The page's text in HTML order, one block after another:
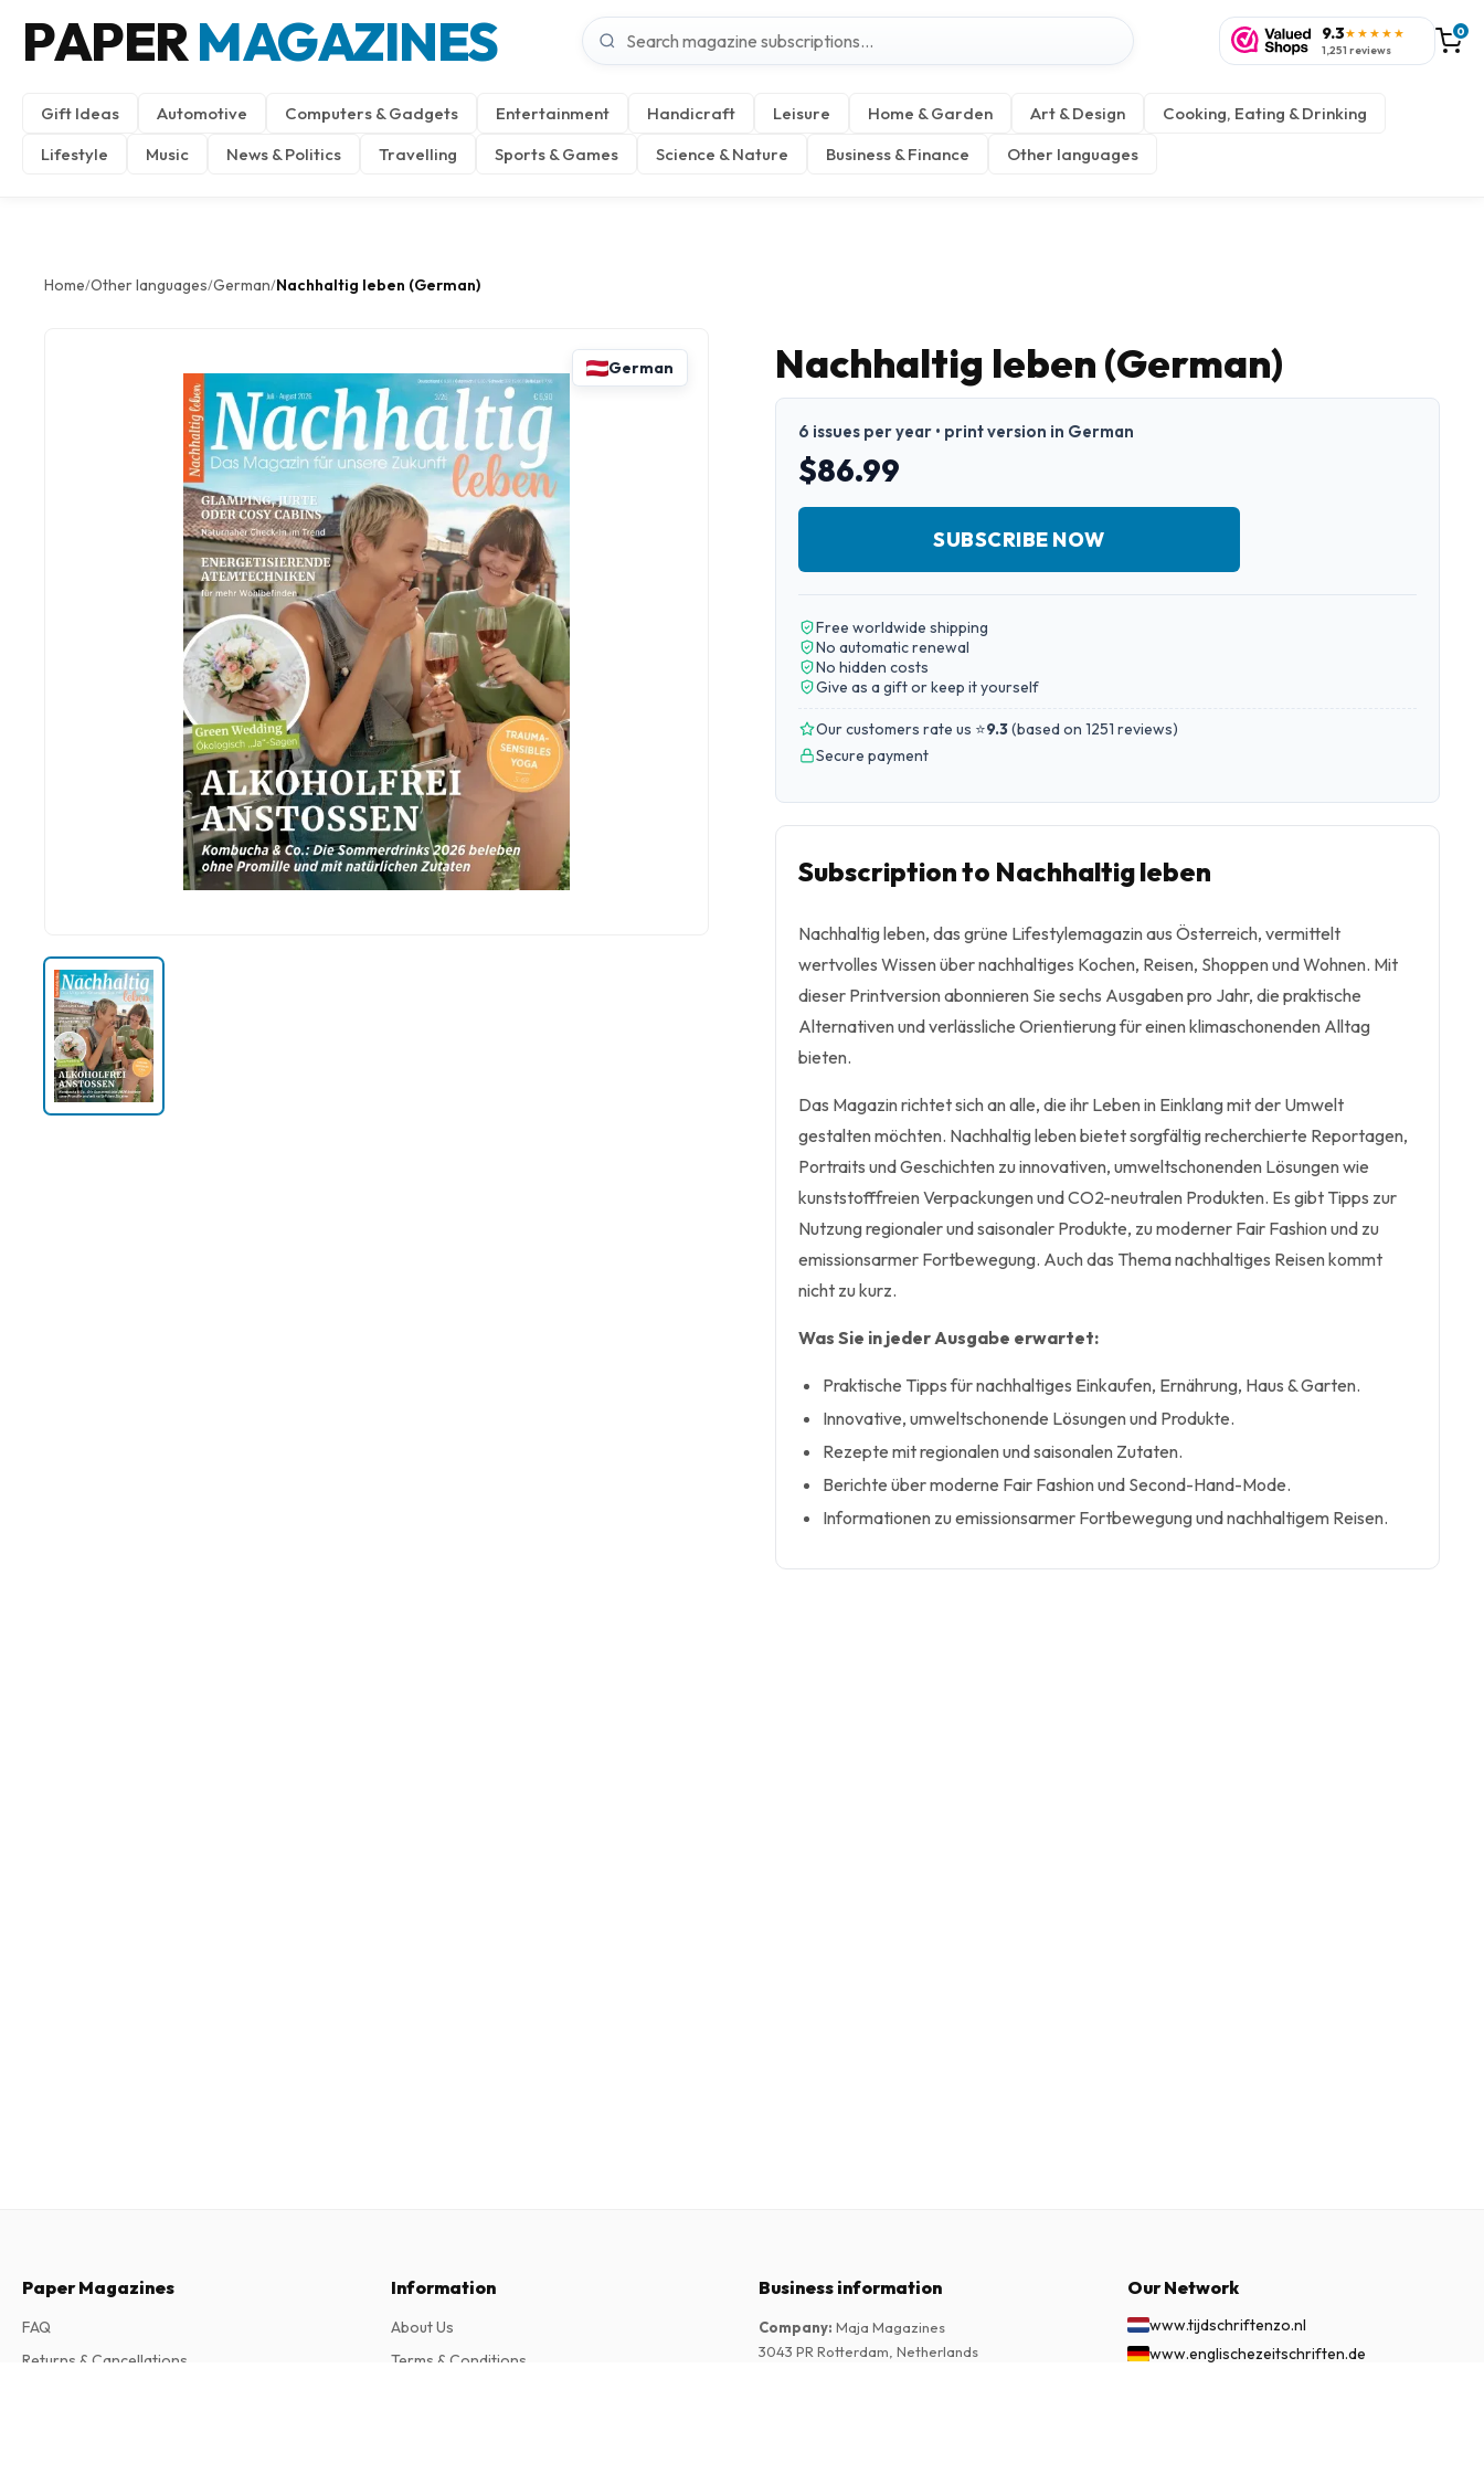
PAPERMAGAZINES 9.3★★★★★
1,251 reviews
0
Gift Ideas Automotive Computers & Gadgets Entertainment Handicraft Leisure Home & Garden Art & Design
Cooking, Eating & Drinking
Lifestyle
Music News & Politics Travelling Sports & Games Science & Nature Business & Finance Other languages
Home/Other languages/German/Nachhaltig leben (German)
German Nachhaltig leben (German)
6 issues per year • print version in German
$86.99
SUBSCRIBE NOW
Free worldwide shipping
No automatic renewal
No hidden costs
Give as a gift or keep it yourself
Our customers rate us ⭐9.3(based on 1251 reviews)
Secure payment
Subscription to Nachhaltig leben
Nachhaltig leben, das grüne Lifestylemagazin aus Österreich, vermittelt
wertvolles Wissen über nachhaltiges Kochen, Reisen, Shoppen und Wohnen. Mit
dieser Printversion abonnieren Sie sechs Ausgaben pro Jahr, die praktische
Alternativen und verlässliche Orientierung für einen klimaschonenden Alltag
bieten.
Das Magazin richtet sich an alle, die ihr Leben in Einklang mit der Umwelt
gestalten möchten. Nachhaltig leben bietet sorgfältig recherchierte Reportagen,
Portraits und Geschichten zu innovativen, umweltschonenden Lösungen wie
kunststofffreien Verpackungen und CO2-neutralen Produkten. Es gibt Tipps zur
Nutzung regionaler und saisonaler Produkte, zu moderner Fair Fashion und zu
emissionsarmer Fortbewegung. Auch das Thema nachhaltiges Reisen kommt
nicht zu kurz.
Was Sie in jeder Ausgabe erwartet:
Praktische Tipps für nachhaltiges Einkaufen, Ernährung, Haus & Garten.
Innovative, umweltschonende Lösungen und Produkte.
Rezepte mit regionalen und saisonalen Zutaten.
Berichte über moderne Fair Fashion und Second-Hand-Mode.
Informationen zu emissionsarmer Fortbewegung und nachhaltigem Reisen.
Paper Magazines
FAQ
Returns & Cancellations
Information
About Us
Terms & Conditions
Business information
Company: Maja Magazines
3043 PR Rotterdam, Netherlands
Our Network
www.tijdschriftenzo.nl
www.englischezeitschriften.de